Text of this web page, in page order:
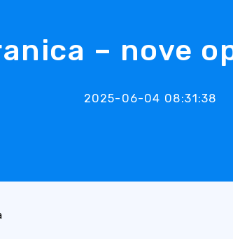
– nove
2025-06-04 08:31:38